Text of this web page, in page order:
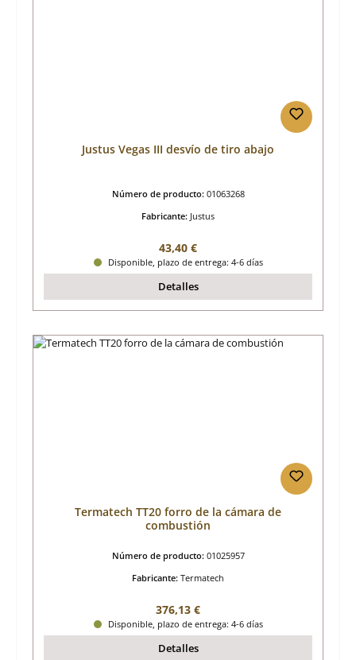
Justus Vegas III desvío de tiro abajo
Número de producto: 01063268
Fabricante: Justus
Precio normal:
43,40 €
Disponible, plazo de entrega: 4-6 días
Detalles
Termatech TT20 forro de la cámara de
combustión
Número de producto: 01025957
Fabricante: Termatech
Precio normal:
376,13 €
Disponible, plazo de entrega: 4-6 días
Detalles